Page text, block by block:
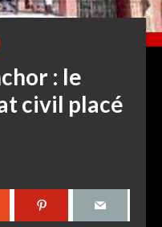
: le
civil placé